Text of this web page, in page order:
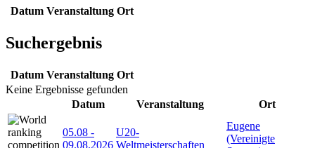
Datum Veranstaltung Ort
Suchergebnis
Datum Veranstaltung Ort
Keine Ergebnisse gefunden
Datum
Veranstaltung Ort
05.08 -
09.08.2026
U20-
Weltmeisterschaften
Eugene
(Vereinigte